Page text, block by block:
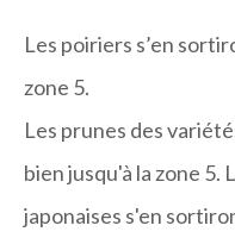
Les poiriers s’en
zone 5.
Les prunes des
bien jusqu'à la zone 5.
japonaises s'en